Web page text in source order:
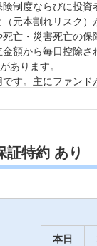
制度ならびに投資
元本割れリスク）
死亡・災害死亡の
額から毎日控除
あります。
です。主にファン
時に控除されます。
。年金の受取期
含めて7年未満の
場合にかかります
または一部解約請
特約 あり
本日